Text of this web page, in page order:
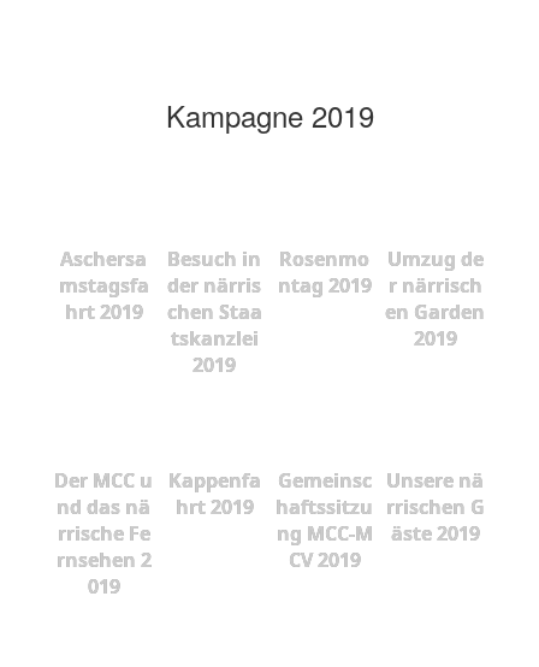
Kampagne 2019
Aschersa
mstagsfa
hrt 2019
Besuch in
der närris
chen Staa
tskanzlei
2019
Rosenmo
ntag 2019
Umzug de
r närrisch
en Garden
2019
Der MCC u
nd das nä
rrische Fe
rnsehen 2
019
Kappenfa
hrt 2019
Gemeinsc
haftssitzu
ng MCC-M
CV 2019
Unsere nä
rrischen G
äste 2019